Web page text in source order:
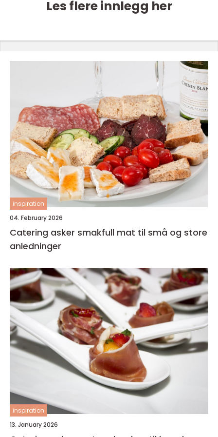
Les flere innlegg her
inspiration
04. February 2026
Catering asker smakfull mat til små og store
anledninger
inspiration
13. January 2026